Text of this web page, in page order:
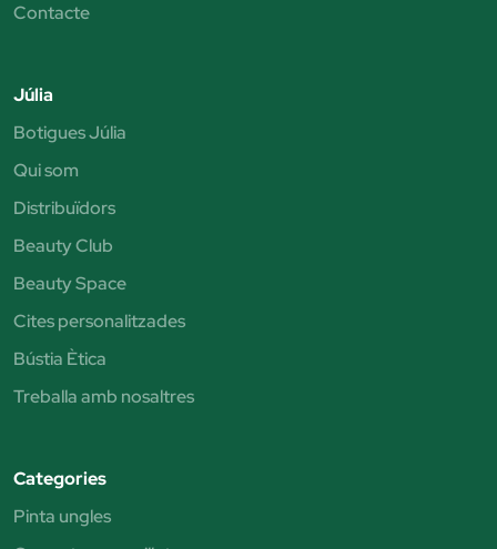
Contacte
Júlia
Botigues Júlia
Qui som
Distribuïdors
Beauty Club
Beauty Space
Cites personalitzades
Bústia Ètica
Treballa amb nosaltres
Categories
Pinta ungles